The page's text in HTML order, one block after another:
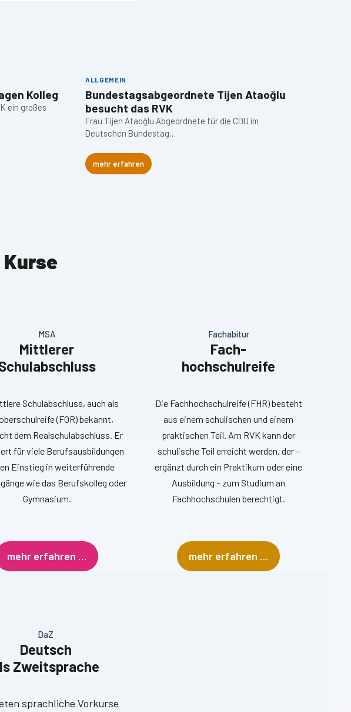
Kolleg
ein großes
ALLGEMEIN
Bundestagsabgeordnete Tijen Ataoğlu
besucht das RVK
Frau Tijen Ataoğlu Abgeordnete für die CDU im
Deutschen Bundestag…
mehr erfahren
MSA
Mittlerer
Schulabschluss, auch als
(FOR) bekannt,
dem Realschulabschluss. Er
für viele Berufsausbildungen
Einstieg in weiterführende
wie das Berufskolleg oder
Gymnasium.
mehr erfahren …
Fachabitur
Fach-
hochschulreife
Die Fachhochschulreife (FHR) besteht
aus einem schulischen und einem
praktischen Teil. Am RVK kann der
schulische Teil erreicht werden, der –
ergänzt durch ein Praktikum oder eine
Ausbildung – zum Studium an
Fachhochschulen berechtigt.
mehr erfahren …
DaZ
Deutsch
Zweitsprache
sprachliche Vorkurse